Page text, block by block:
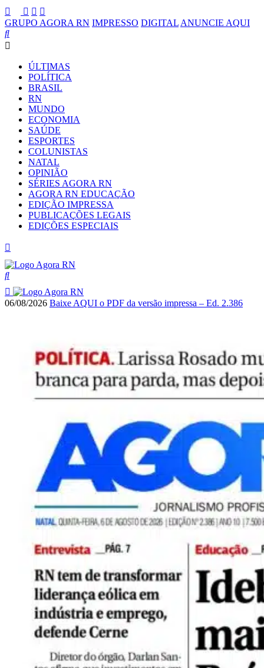
GRUPO AGORA RN IMPRESSO DIGITAL ANUNCIE AQUI
ÚLTIMAS
POLÍTICA
BRASIL
RN
MUNDO
ECONOMIA
SAÚDE
ESPORTES
COLUNISTAS
NATAL
OPINIÃO
SÉRIES AGORA RN
AGORA RN EDUCAÇÃO
EDIÇÃO IMPRESSA
PUBLICAÇÕES LEGAIS
EDIÇÕES ESPECIAIS
06/08/2026 Baixe AQUI o PDF da versão impressa – Ed. 2.386